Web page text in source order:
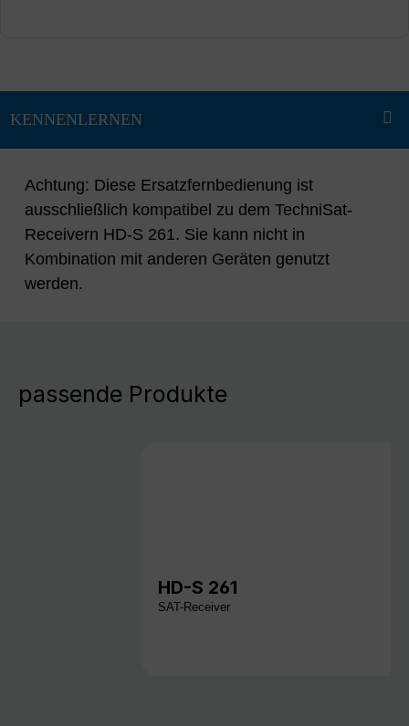
Achtung: Diese Ersatzfernbedienung ist
ausschließlich kompatibel zu dem TechniSat-
Receivern HD-S 261. Sie kann nicht in
Kombination mit anderen Geräten genutzt
werden.
passende Produkte
HD-S 261
SAT-Receiver